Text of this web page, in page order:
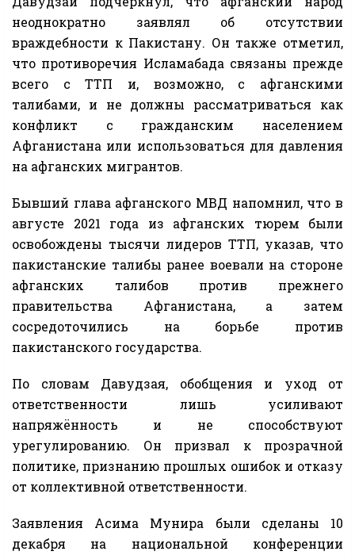
неоднократно заявлял об отсутствии
враждебности к Пакистану. Он также отметил,
что противоречия Исламабада связаны прежде
всего с ТТП и, возможно, с афганскими
талибами, и не должны рассматриваться как
конфликт с гражданским населением
Афганистана или использоваться для давления
на афганских мигрантов.
Бывший глава афганского МВД напомнил, что в
августе 2021 года из афганских тюрем были
освобождены тысячи лидеров ТТП, указав, что
пакистанские талибы ранее воевали на стороне
афганских талибов против прежнего
правительства Афганистана, а затем
сосредоточились на борьбе против
пакистанского государства.
По словам Давудзая, обобщения и уход от
ответственности лишь усиливают
напряжённость и не способствуют
урегулированию. Он призвал к прозрачной
политике, признанию прошлых ошибок и отказу
от коллективной ответственности.
Заявления Асима Мунира были сделаны 10
декабря на национальной конференции